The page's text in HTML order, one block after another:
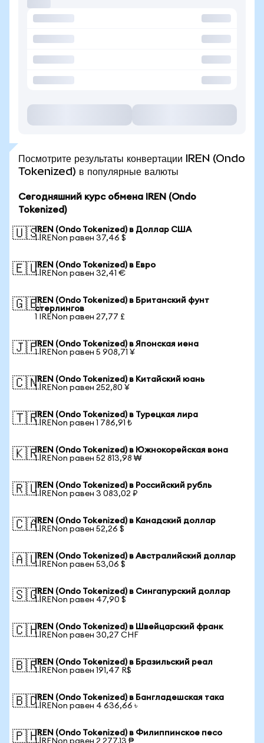
Посмотрите результаты конвертации IREN (Ondo
Tokenized) в популярные валюты
Сегодняшний курс обмена IREN (Ondo
Tokenized)
🇺🇸IREN (Ondo Tokenized) в Доллар США
1 IRENon равен 37,46 $
🇪🇺IREN (Ondo Tokenized) в Евро
1 IRENon равен 32,41 €
🇬🇧IREN (Ondo Tokenized) в Британский фунт
стерлингов
1 IRENon равен 27,77 £
🇯🇵IREN (Ondo Tokenized) в Японская иена
1 IRENon равен 5 908,71 ¥
🇨🇳IREN (Ondo Tokenized) в Китайский юань
1 IRENon равен 252,80 ¥
🇹🇷IREN (Ondo Tokenized) в Турецкая лира
1 IRENon равен 1 786,91 ₺
🇰🇷IREN (Ondo Tokenized) в Южнокорейская вона
1 IRENon равен 52 813,98 ₩
🇷🇺IREN (Ondo Tokenized) в Российский рубль
1 IRENon равен 3 083,02 ₽
🇨🇦IREN (Ondo Tokenized) в Канадский доллар
1 IRENon равен 52,26 $
🇦🇺IREN (Ondo Tokenized) в Австралийский доллар
1 IRENon равен 53,06 $
🇸🇬IREN (Ondo Tokenized) в Сингапурский доллар
1 IRENon равен 47,90 $
🇨🇭IREN (Ondo Tokenized) в Швейцарский франк
1 IRENon равен 30,27 CHF
🇧🇷IREN (Ondo Tokenized) в Бразильский реал
1 IRENon равен 191,47 R$
🇧🇩IREN (Ondo Tokenized) в Бангладешская така
1 IRENon равен 4 636,66 ৳
🇵🇭IREN (Ondo Tokenized) в Филиппинское песо
1 IRENon равен 2 277,13 ₱